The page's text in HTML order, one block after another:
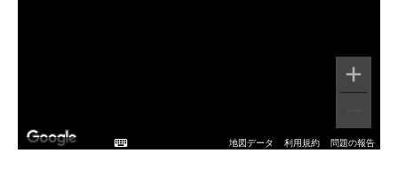
地図データ 利用規約 問題の報告